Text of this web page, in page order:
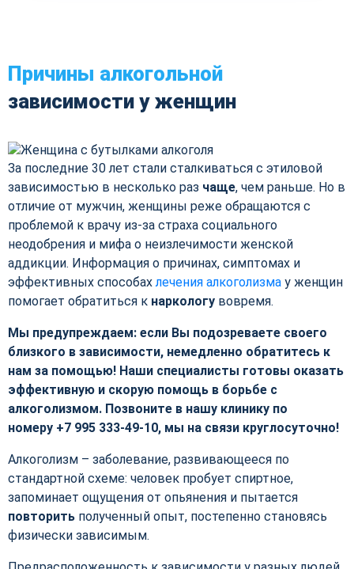
Причины алкогольной
зависимости у женщин
За последние 30 лет стали сталкиваться с этиловой
зависимостью в несколько раз чаще, чем раньше. Но в
отличие от мужчин, женщины реже обращаются с
проблемой к врачу из-за страха социального
неодобрения и мифа о неизлечимости женской
аддикции. Информация о причинах, симптомах и
эффективных способахлечения алкоголизма у женщин
помогает обратиться к наркологу вовремя.
Мы предупреждаем: если Вы подозреваете своего
близкого в зависимости, немедленно обратитесь к
нам за помощью! Наши специалисты готовы оказать
эффективную и скорую помощь в борьбе с
алкоголизмом. Позвоните в нашу клинику по
номеру +7 995 333-49-10, мы на связи круглосуточно!
Алкоголизм – заболевание, развивающееся по
стандартной схеме: человек пробует спиртное,
запоминает ощущения от опьянения и пытается
повторить полученный опыт, постепенно становясь
физически зависимым.